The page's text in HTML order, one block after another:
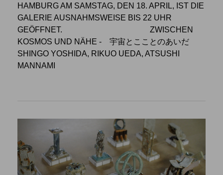
HAMBURG AM SAMSTAG, DEN 18. APRIL, IST DIE
GALERIE AUSNAHMSWEISE BIS 22 UHR
GEÖFFNET. ZWISCHEN
KOSMOS UND NÄHE - 宇宙とこことのあいだ
SHINGO YOSHIDA, RIKUO UEDA, ATSUSHI
MANNAMI